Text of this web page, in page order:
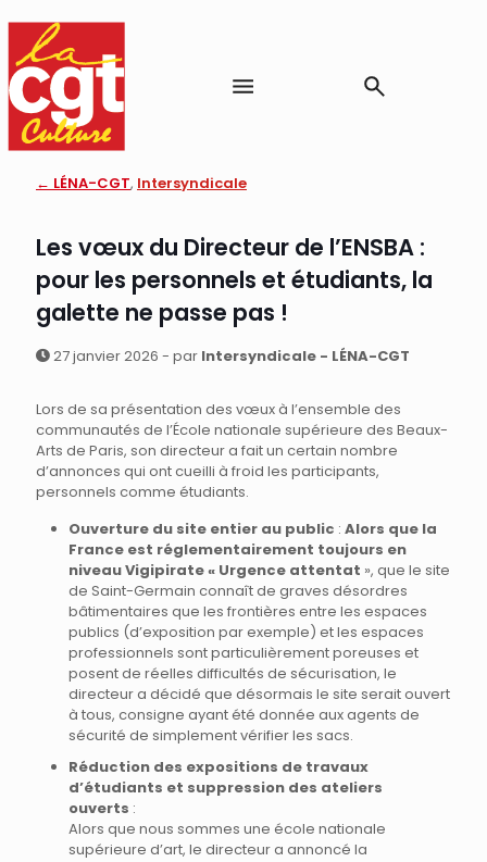
← LÉNA-CGT, Intersyndicale
Les vœux du Directeur de l’ENSBA :
pour les personnels et étudiants, la
galette ne passe pas !
27 janvier 2026 - par Intersyndicale - LÉNA-CGT
Lors de sa présentation des vœux à l’ensemble des
communautés de l’École nationale supérieure des Beaux-
Arts de Paris, son directeur a fait un certain nombre
d’annonces qui ont cueilli à froid les participants,
personnels comme étudiants.
Ouverture du site entier au public : Alors que la
France est réglementairement toujours en
niveau Vigipirate « Urgence attentat », que le site
de Saint-Germain connaît de graves désordres
bâtimentaires que les frontières entre les espaces
publics (d’exposition par exemple) et les espaces
professionnels sont particulièrement poreuses et
posent de réelles difficultés de sécurisation, le
directeur a décidé que désormais le site serait ouvert
à tous, consigne ayant été donnée aux agents de
sécurité de simplement vérifier les sacs.
Réduction des expositions de travaux
d’étudiants et suppression des ateliers
ouverts :
Alors que nous sommes une école nationale
supérieure d’art, le directeur a annoncé la